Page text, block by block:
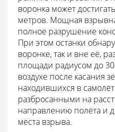
воронка может
метров. Мощная
полное разрушение
При этом останки
воронке, так и вне её,
площади радиусом до
воздухе после касания
находившихся в
разбросанными на
направлению полёта и
места взрыва.